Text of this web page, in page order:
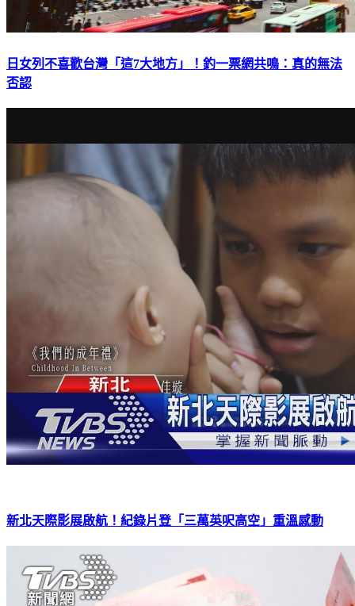
日女列不喜歡台灣「這7大地方」！釣一票網共鳴：真的無法
否認
新北天際影展啟航！紀錄片登「三萬英呎高空」重溫感動